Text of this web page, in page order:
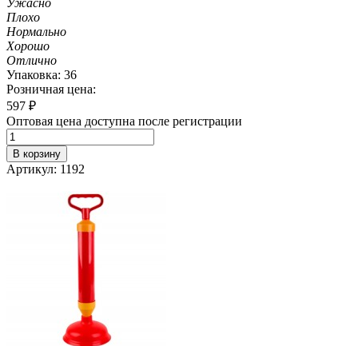
Плохо
Нормально
Хорошо
Отлично
Упаковка: 36
Розничная цена:
597 ₽
Оптовая цена доступна после регистрации
В корзину
Артикул: 1192